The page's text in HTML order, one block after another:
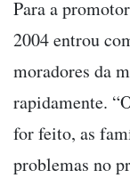
Para a
2004 entrou
moradores da
rapidamente.
for feito, as
problemas no